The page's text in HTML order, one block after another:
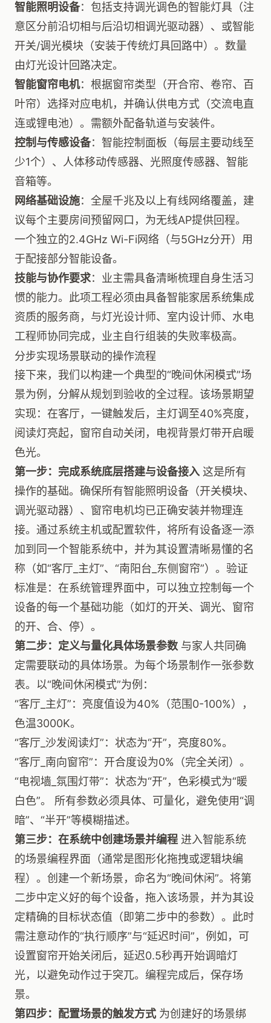
智能照明设备：包括支持调光调色的智能灯具（注
意区分前沿切相与后沿切相调光驱动器）、或智能
开关/调光模块（安装于传统灯具回路中）。数量
由灯光设计回路决定。
智能窗帘电机：根据窗帘类型（开合帘、卷帘、百
叶帘）选择对应电机，并确认供电方式（交流电直
连或锂电池）。需额外配备轨道与安装件。
控制与传感设备：智能控制面板（每层主要动线至
少1个）、人体移动传感器、光照度传感器、智能
音箱等。
网络基础设施：全屋千兆及以上有线网络覆盖，建
议每个主要房间预留网口，为无线AP提供回程。
一个独立的2.4GHz Wi-Fi网络（与5GHz分开）用
于配接部分智能设备。
技能与协作要求：业主需具备清晰梳理自身生活习
惯的能力。此项工程必须由具备智能家居系统集成
资质的服务商，与灯光设计师、室内设计师、水电
工程师协同完成，业主自行组装的失败率极高。
分步实现场景联动的操作流程
接下来，我们以构建一个典型的“晚间休闲模式”场
景为例，分解从规划到验收的全过程。该场景期望
实现：在客厅，一键触发后，主灯调至40%亮度，
阅读灯亮起，窗帘自动关闭，电视背景灯带开启暖
色光。
第一步：完成系统底层搭建与设备接入 这是所有
操作的基础。确保所有智能照明设备（开关模块、
调光驱动器）、窗帘电机均已正确安装并物理连
接。通过系统主机或配置软件，将所有设备逐一添
加到同一个智能系统中，并为其设置清晰易懂的名
称（如“客厅_主灯”、“南阳台_东侧窗帘”）。验证
标准是：在系统管理界面中，可以独立控制每一个
设备的每一个基础功能（如灯的开关、调光、窗帘
的开、合、停）。
第二步：定义与量化具体场景参数 与家人共同确
定需要联动的具体场景。为每个场景制作一张参数
表。以“晚间休闲模式”为例：
“客厅_主灯”：亮度值设为40%（范围0-100%），
色温3000K。
“客厅_沙发阅读灯”：状态为“开”，亮度80%。
“客厅_南向窗帘”：开合度设为0%（完全关闭）。
“电视墙_氛围灯带”：状态为“开”，色彩模式为“暖
白色”。 所有参数必须具体、可量化，避免使用“调
暗”、“半开”等模糊描述。
第三步：在系统中创建场景并编程 进入智能系统
的场景编程界面（通常是图形化拖拽或逻辑块编
程）。创建一个新场景，命名为“晚间休闲”。将第
二步中定义好的每个设备，拖入该场景，并为其设
定精确的目标状态值（即第二步中的参数）。此时
需注意动作的“执行顺序”与“延迟时间”，例如，可
设置窗帘开始关闭后，延迟0.5秒再开始调暗灯
光，以避免动作过于突兀。编程完成后，保存场
景。
第四步：配置场景的触发方式 为创建好的场景绑